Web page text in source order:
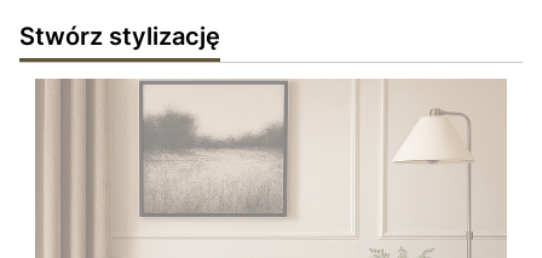
Stwórz stylizację